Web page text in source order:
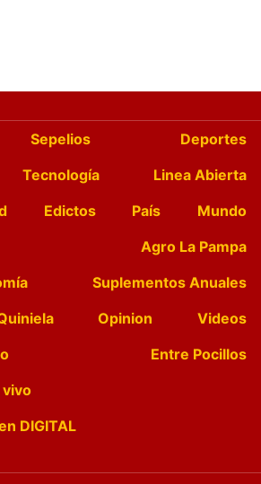
Sepelios
Deportes
Tecnología
Linea Abierta
Edictos País
Mundo
Agro La Pampa
Suplementos Anuales
Opinion
Videos
Entre Pocillos
DIGITAL